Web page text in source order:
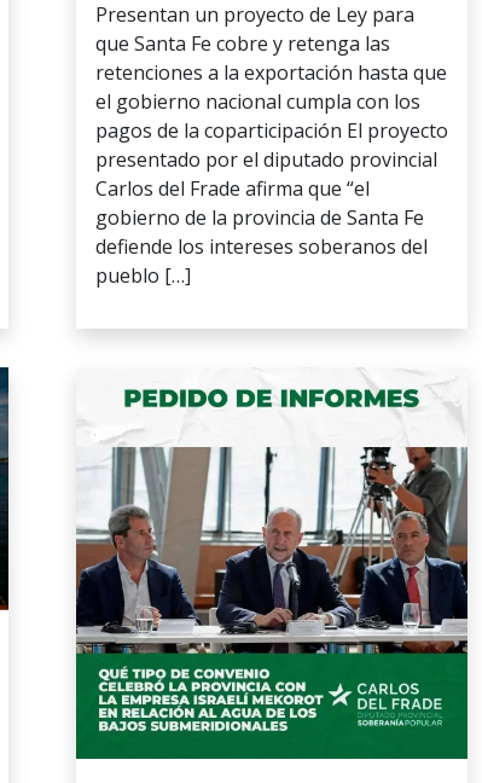
Presentan un proyecto de Ley para
que Santa Fe cobre y retenga las
retenciones a la exportación hasta que
el gobierno nacional cumpla con los
pagos de la coparticipación El proyecto
presentado por el diputado provincial
Carlos del Frade afirma que “el
gobierno de la provincia de Santa Fe
defiende los intereses soberanos del
pueblo […]